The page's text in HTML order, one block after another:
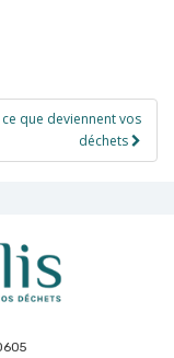
que deviennent vos
déchets